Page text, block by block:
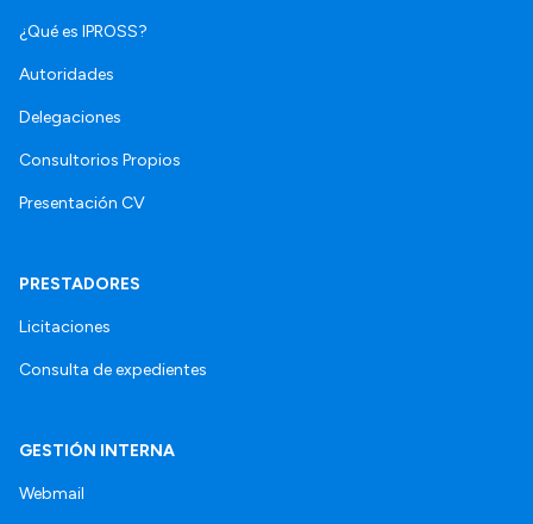
¿Qué es IPROSS?
Autoridades
Delegaciones
Consultorios Propios
Presentación CV
PRESTADORES
Licitaciones
Consulta de expedientes
GESTIÓN INTERNA
Webmail